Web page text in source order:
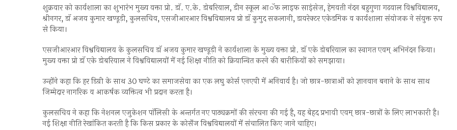
शुक्रवार को कार्यशाला का शुभारंभ मुख्य वक्ता प्रो. डाॅ. ए.के. डोबरियाल, डीन स्कूल आॅफ लाइफ साइंसेज़, हेमवती नंदन बहुगुणा गढ़वाल विश्वविद्यालय,
श्रीनगर, डाॅ अजय कुमार खण्डूड़ी, कुलसचिव, एसजीआरआर विश्वविद्यालय प्रो डाॅ कुमुद सकलानी, डायरेक्टर एकेडमिक व कार्यशाला संयोजक ने संयुक्त रूप
से किया।
एसजीआरआर विश्वविद्यालय के कुलसचिव डाॅ अजय कुमार खण्डूड़ी ने कार्यशाला के मुख्य वक्ता प्रो. डाॅ एके डोबरियाल का स्वागत एवम् अभिनंदन किया।
मुख्य वक्ता प्रो डाॅ एके डोबरियाल ने विश्वविद्यालयों में नई शिक्षा नीति को क्रियान्वित करने की बारीकियों को समझाया।
उन्होंने कहा कि हर डिग्री के साथ 30 घण्टे का समाजसेवा का एक लघु कोर्स एनएपी में अनिवार्य है। जो छात्र-छात्राओं को ज्ञानवान बनाने के साथ साथ
जिम्मेदार नागरिक व आकर्षक व्यक्तित्व भी प्रदान करता है।
कुलसचिव ने कहा कि नेशनल एजुकेशन पाॅलिसी के अन्तर्गत नए पाठ्यक्रमों की संरचना की गई है, यह बेहद प्रभावी एवम् छात्र-छात्रों के लिए लाभकारी है।
नई शिक्षा नीति रेखांकित करती है कि किस प्रकार के कोर्सेज विश्वविद्यालयों में संचालित किए जाने चाहिए।